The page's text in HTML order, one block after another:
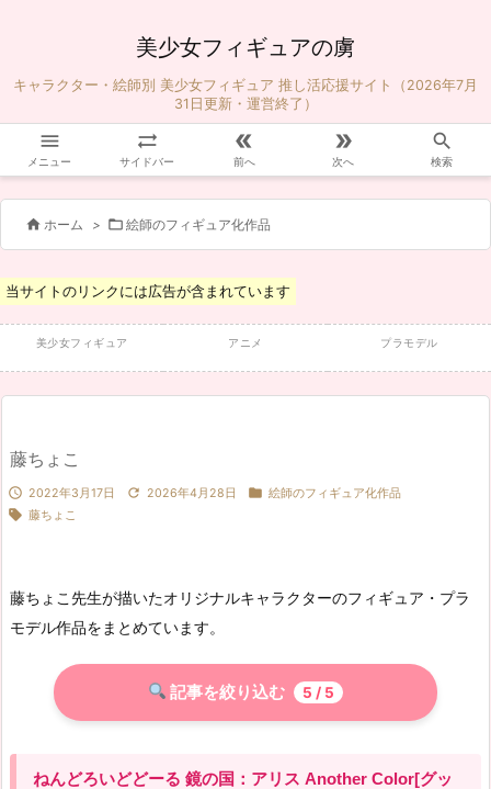
美少女フィギュアの虜
キャラクター・絵師別 美少女フィギュア 推し活応援サイト（2026年7月
31日更新・運営終了）

メニュー

サイドバー

前へ

次へ

検索
 ホーム >  絵師のフィギュア化作品
当サイトのリンクには広告が含まれています
美少女フィギュア アニメ プラモデル
藤ちょこ
 2022年3月17日  2026年4月28日  絵師のフィギュア化作品
 藤ちょこ
藤ちょこ先生が描いたオリジナルキャラクターのフィギュア・プラ
モデル作品をまとめています。
記事を絞り込む 5 / 5
ねんどろいどどーる 鏡の国：アリス Another Color[グッ